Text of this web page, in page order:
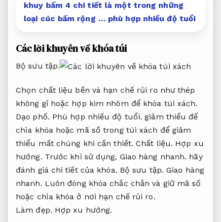
khuy bấm 4 chi tiết là một trong những
loại cúc bấm rộng … phù hợp nhiều độ tuổi
Các lời khuyên về khóa túi
Bộ sưu tập.
Chọn chất liệu bền và hạn chế rủi ro như thép
không gỉ hoặc hợp kim nhôm để khóa túi xách.
Dạo phố. Phù hợp nhiều độ tuổi. giảm thiểu để
chìa khóa hoặc mã số trong túi xách để giảm
thiểu mất chúng khi cần thiết.Chất liệu. Hợp xu
hướng. Trước khi sử dụng, Giao hàng nhanh. hãy
đánh giá chi tiết của khóa. Bộ sưu tập. Giao hàng
nhanh. Luôn đóng khóa chắc chắn và giữ mã số
hoặc chìa khóa ở nơi hạn chế rủi ro.
Làm đẹp. Hợp xu hướng.